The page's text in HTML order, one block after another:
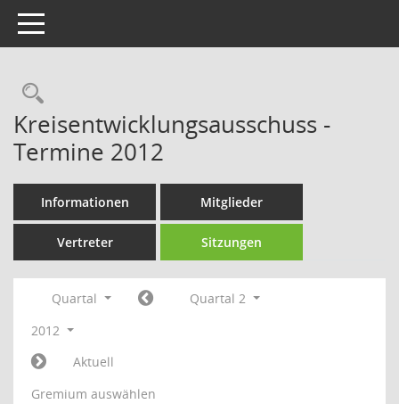
Toggle navigation
Rechercheauswahl
Kreisentwicklungsausschuss -
Termine 2012
Informationen Mitglieder
Vertreter Sitzungen
Quartal
Quartal 2
2012
Aktuell
Gremium auswählen